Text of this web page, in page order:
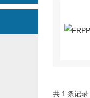
共 1 条记